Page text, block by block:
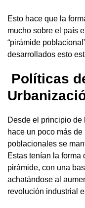
Esto hace que la
mucho sobre el país
“pirámide
desarrollados esto
Políticas
Desde el principio de
hace un poco más
poblacionales se
Estas tenían la forma
pirámide, con una
achatándose al
revolución industrial